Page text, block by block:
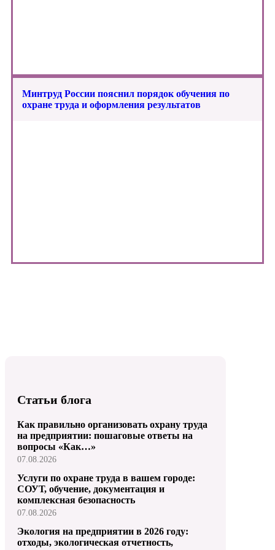
Минтруд России пояснил порядок обучения по
охране труда и оформления результатов
Статьи блога
Как правильно организовать охрану труда
на предприятии: пошаговые ответы на
вопросы «Как…»
07.08.2026
Услуги по охране труда в вашем городе:
СОУТ, обучение, документация и
комплексная безопасность
07.08.2026
Экология на предприятии в 2026 году:
отходы, экологическая отчетность,